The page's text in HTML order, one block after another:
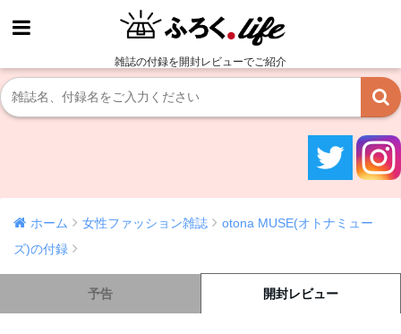
雑誌の付録を開封レビューでご紹介
ホーム 女性ファッション雑誌
otona MUSE(オトナミュー
ズ)の付録
予告 開封レビュー